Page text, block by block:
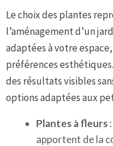
Le choix des plantes
l’aménagement d’un
adaptées à votre
préférences
des résultats visibles
options adaptées aux
Plantes à fleurs
apportent de la